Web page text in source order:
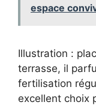
espace
Illustration :
terrasse, il
fertilisation
excellent choix